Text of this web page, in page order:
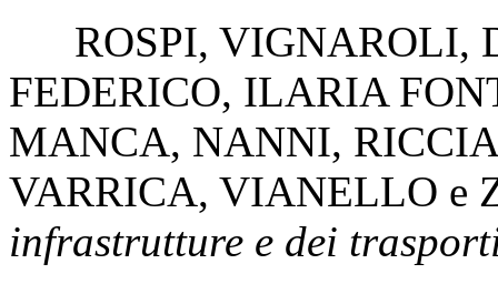
ROSPI, VIGNAROLI,
FEDERICO, ILARIA
MANCA, NANNI,
VARRICA, VIANELLO e
infrastrutture e dei